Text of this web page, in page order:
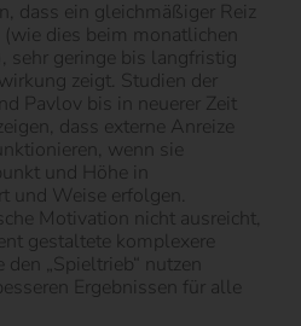
dass ein gleichmäßiger Reiz
dies beim monatlichen
sehr geringe bis langfristig
zeigt. Studien der
Pavlov bis in neuerer Zeit
dass externe Anreize
wenn sie
und Höhe in
und Weise erfolgen.
Motivation nicht ausreicht,
gestaltete komplexere
„Spieltrieb“ nutzen
Ergebnissen für alle